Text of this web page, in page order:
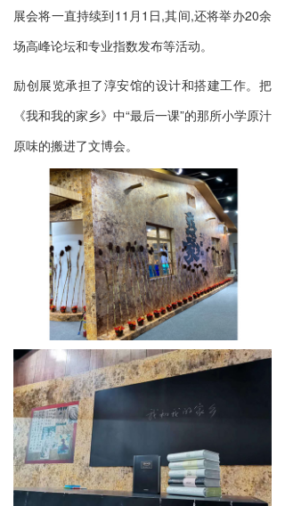
展会将一直持续到11月1日,其间,还将举办20余
场高峰论坛和专业指数发布等活动。
励创展览承担了淳安馆的设计和搭建工作。把
《我和我的家乡》中“最后一课”的那所小学原汁
原味的搬进了文博会。